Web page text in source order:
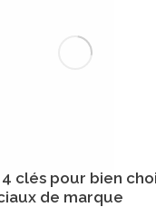
clés pour bien
de marque